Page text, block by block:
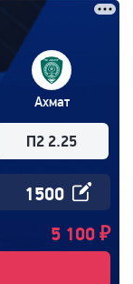
Ахмат
П2 2.25
5 100 ₽